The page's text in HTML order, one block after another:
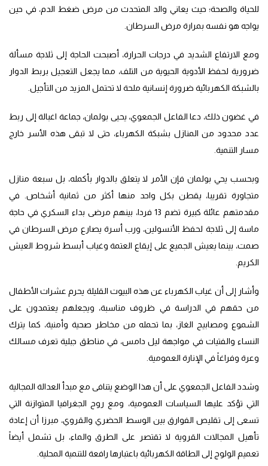
للحياة والصحة؛ حيث يعاني والد المتحدث من مرض ضغط الدم، في حين
يواجه هو نفسه بمرارة مرض السرطان.
ومع الارتفاع الشديد في درجات الحرارة، أصبحت الحاجة إلى ثلاجة مسألة
ضرورية لحفظ الأدوية الحيوية من التلف، مما يجعل التعجيل بربط الدوار
بالشبكة الكهربائية ضرورة إنسانية ملحة لا تحتمل المزيد من التأجيل.
في غضون ذلك، دعا الفاعل الجمعوي، يحيى بولمان، جماعة اغبالة إلى ربط
عدد محدود من المنازل بشبكة الكهرباء، حتى لا تبقى هذه الأسر خارج
مسار التنمية.
وبحسب يحي بولمان فإن الأمر لا يتعلق بالدوار بأكمله، بل سبعة منازل
متجاورة تقريبا، يقطن بكل واحد منها أكثر من ثمانية أشخاص. في
مقدمتهم عائلة كبيرة تضم 13 فردا، بينهم مرضى بداء السكري في حاجة
ماسة إلى ثلاجة لحفظ الأنسولين، ورب أسرة يصارع مرض السرطان في
صمت، بينما يعيش الجميع على إيقاع العتمة وغياب أبسط شروط العيش
الكريم.
وأشار إلى أن غياب الكهرباء عن هذه البيوت القليلة يحرم عشرات الأطفال
من حقهم في الدراسة في ظروف مناسبة، ويجعلهم يعتمدون على
الشموع ومصابيح الغاز، بما تحمله من مخاطر صحية وأمنية، كما يترك
النساء والفتيات في مواجهة ليل دامس، في مناطق جبلية تعرف مسالك
وعرة وفراغاً في الإنارة العمومية.
وشدد الفاعل الجمعوي على أن هذا الوضع يتنافى مع مبدأ العدالة المجالية
التي تؤكد عليها السياسات العمومية، ومع روح الجغرافيا المتوازنة التي
تسعى إلى تقليص الفوارق بين الوسط الحضري والقروي، مبرزا أن إعادة
تأهيل المجالات القروية لا تقتصر على الطرق والماء، بل تشمل أيضاً
تعميم الولوج إلى الطاقة الكهربائية باعتبارها رافعة للتنمية المحلية.